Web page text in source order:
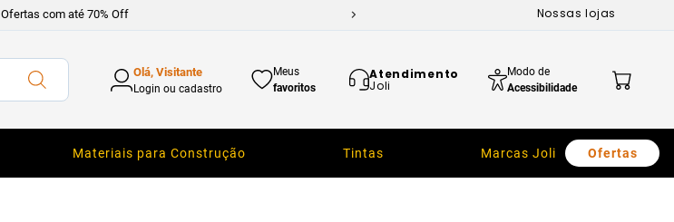
Ofertas com até 70% Off Nossas lojas
Olá, Visitante
Login ou cadastro
Meus
favoritos
Atendimento
Joli
Modo de
Acessibilidade
Materiais para Construção Tintas Marcas Joli Ofertas